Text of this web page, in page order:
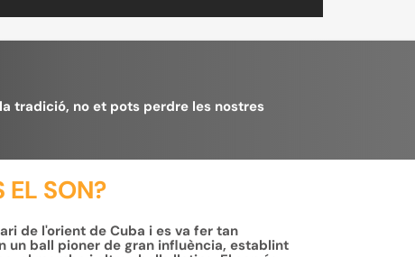
tradició, no et pots perdre les nostres
EL SON?
de l'orient de Cuba i es va fer tan
un ball pioner de gran influència, establint